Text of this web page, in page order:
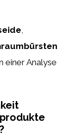
einer Analyse